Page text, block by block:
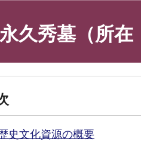
久秀墓（所在
史文化資源の概要